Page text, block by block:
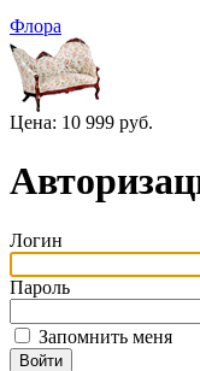
Флора
Цена: 10 999 руб.
Логин
Пароль
Запомнить меня